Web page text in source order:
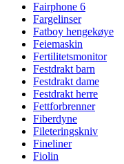
Fairphone 6
Fargelinser
Fatboy hengekøye
Feiemaskin
Fertilitetsmonitor
Festdrakt barn
Festdrakt dame
Festdrakt herre
Fettforbrenner
Fiberdyne
Fileteringskniv
Fineliner
Fiolin